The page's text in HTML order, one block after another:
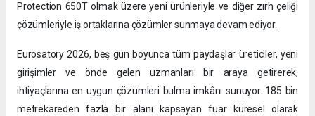
Protection 650T olmak üzere yeni ürünleriyle ve diğer zırh çeliği
çözümleriyle iş ortaklarına çözümler sunmaya devam ediyor.
Eurosatory 2026, beş gün boyunca tüm paydaşlar üreticiler, yeni
girişimler ve önde gelen uzmanları bir araya getirerek,
ihtiyaçlarına en uygun çözümleri bulma imkânı sunuyor. 185 bin
metrekareden fazla bir alanı kapsayan fuar küresel olarak